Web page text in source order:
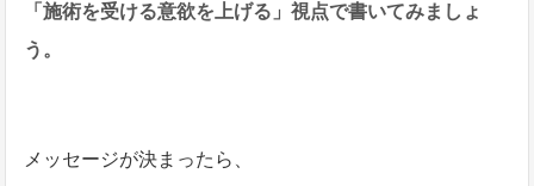
「施術を受ける意欲を上げる」視点で書いてみましょ
う。
メッセージが決まったら、